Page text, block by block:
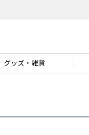
グッズ・雑貨